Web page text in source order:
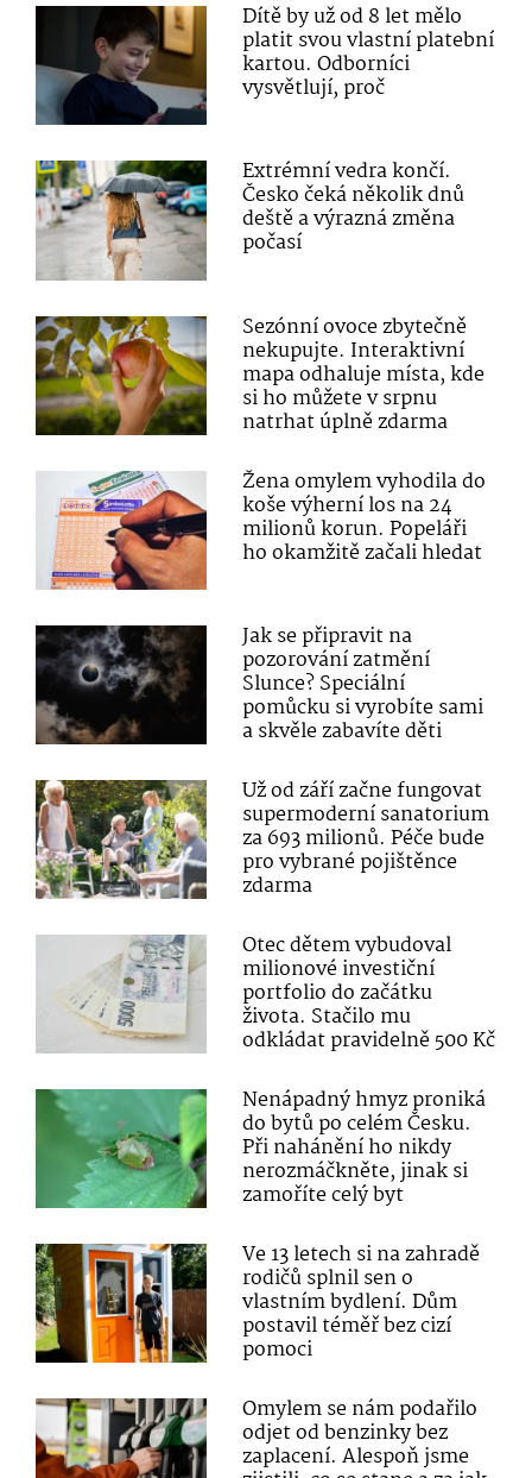
Dítě by už od 8 let mělo
platit svou vlastní platební
kartou. Odborníci
vysvětlují, proč
Extrémní vedra končí.
Česko čeká několik dnů
deště a výrazná změna
počasí
Sezónní ovoce zbytečně
nekupujte. Interaktivní
mapa odhaluje místa, kde
si ho můžete v srpnu
natrhat úplně zdarma
Žena omylem vyhodila do
koše výherní los na 24
milionů korun. Popeláři
ho okamžitě začali hledat
Jak se připravit na
pozorování zatmění
Slunce? Speciální
pomůcku si vyrobíte sami
a skvěle zabavíte děti
Už od září začne fungovat
supermoderní sanatorium
za 693 milionů. Péče bude
pro vybrané pojištěnce
zdarma
Otec dětem vybudoval
milionové investiční
portfolio do začátku
života. Stačilo mu
odkládat pravidelně 500 Kč
Nenápadný hmyz proniká
do bytů po celém Česku.
Při nahánění ho nikdy
nerozmáčkněte, jinak si
zamoříte celý byt
Ve 13 letech si na zahradě
rodičů splnil sen o
vlastním bydlení. Dům
postavil téměř bez cizí
pomoci
Omylem se nám podařilo
odjet od benzinky bez
zaplacení. Alespoň jsme